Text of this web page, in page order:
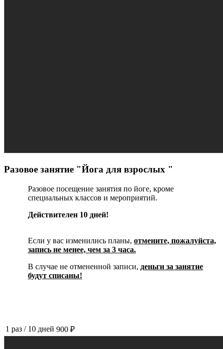
Разовое занятие "Йога для взрослых "
Разовое посещение занятия по йоге, кроме
специальных классов и мероприятий.
Действителен 10 дней!
Если у вас изменились планы, отмените, пожалуйста,
запись не менее, чем за 3 часа.
В случае не отмененной записи, деньги за занятие
будут списаны!
1 раз / 10 дней 900 ₽